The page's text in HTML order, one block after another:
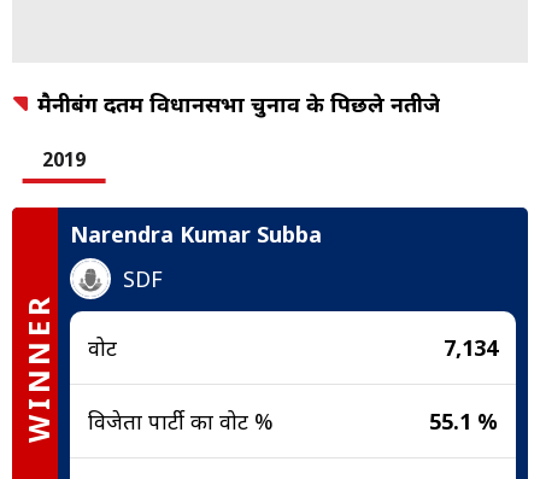
मैनीबंग देंतम विधानसभा चुनाव के पिछले नतीजे
2019
WINNER
Narendra Kumar Subba
SDF
वोट 7,134
विजेता पार्टी का वोट % 55.1 %